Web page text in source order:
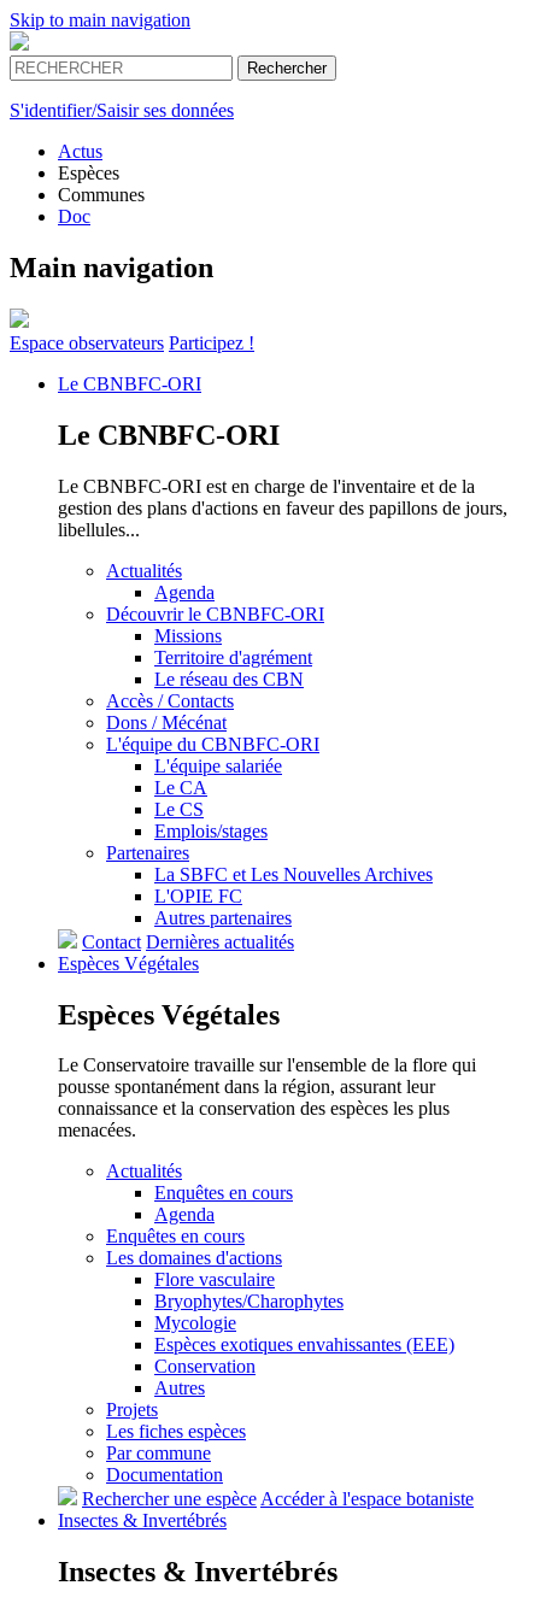
Skip to main navigation
S'identifier/Saisir ses données
Actus
Espèces
Communes
Doc
Main navigation
Espace observateurs Participez !
Le CBNBFC-ORI
Le CBNBFC-ORI
Le CBNBFC-ORI est en charge de l'inventaire et de la
gestion des plans d'actions en faveur des papillons de jours,
libellules...
Actualités
Agenda
Découvrir le CBNBFC-ORI
Missions
Territoire d'agrément
Le réseau des CBN
Accès / Contacts
Dons / Mécénat
L'équipe du CBNBFC-ORI
L'équipe salariée
Le CA
Le CS
Emplois/stages
Partenaires
La SBFC et Les Nouvelles Archives
L'OPIE FC
Autres partenaires
Contact Dernières actualités
Espèces Végétales
Espèces Végétales
Le Conservatoire travaille sur l'ensemble de la flore qui
pousse spontanément dans la région, assurant leur
connaissance et la conservation des espèces les plus
menacées.
Actualités
Enquêtes en cours
Agenda
Enquêtes en cours
Les domaines d'actions
Flore vasculaire
Bryophytes/Charophytes
Mycologie
Espèces exotiques envahissantes (EEE)
Conservation
Autres
Projets
Les fiches espèces
Par commune
Documentation
Rechercher une espèceAccéder à l'espace botaniste
Insectes & Invertébrés
Insectes & Invertébrés